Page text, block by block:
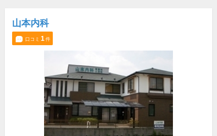
山本内科
口コミ 1件